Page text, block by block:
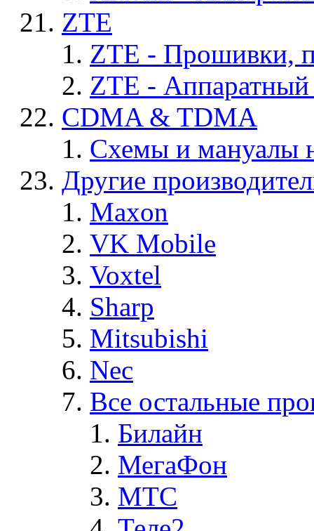
ZTE
ZTE - Прошивки,
ZTE -
CDMA & TDMA
Схемы и мануалы
Другие
Maxon
VK Mobile
Voxtel
Sharp
Mitsubishi
Nec
Все остальные
Билайн
МегаФон
MTC